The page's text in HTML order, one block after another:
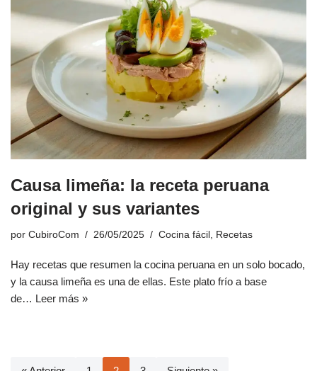
Causa limeña: la receta peruana
original y sus variantes
por CubiroCom 26/05/2025 Cocina fácil , Recetas
Hay recetas que resumen la cocina peruana en un solo bocado,
y la causa limeña es una de ellas. Este plato frío a base
de… Leer más »